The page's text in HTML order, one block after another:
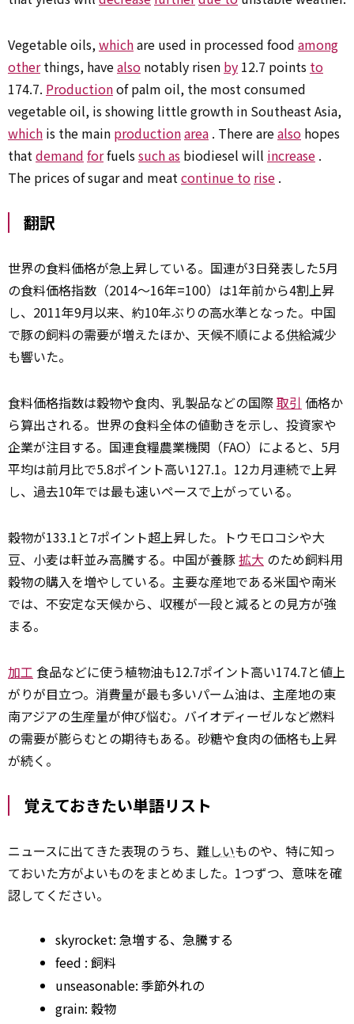
Vegetable oils,whichare used in processed food among
otherthings, havealso notably risen by 12.7 points to
174.7. Productionof palm oil, the most consumed
vegetable oil, is showing little growth in Southeast Asia,
which is the main productionarea . There arealso hopes
thatdemand forfuelssuch as biodiesel will increase .
The prices of sugar and meatcontinue to rise .
翻訳
世界の食料価格が急上昇している。国連が3日発表した5月
の食料価格指数（2014～16年=100）は1年前から4割上昇
し、2011年9月以来、約10年ぶりの高水準となった。中国
で豚の飼料の需要が増えたほか、天候不順による供給減少
も響いた。
食料価格指数は穀物や食肉、乳製品などの国際取引 価格か
ら算出される。世界の食料全体の値動きを示し、投資家や
企業が注目する。国連食糧農業機関（FAO）によると、5月
平均は前月比で5.8ポイント高い127.1。12カ月連続で上昇
し、過去10年では最も速いペースで上がっている。
穀物が133.1と7ポイント超上昇した。トウモロコシや大
豆、小麦は軒並み高騰する。中国が養豚拡大 のため飼料用
穀物の購入を増やしている。主要な産地である米国や南米
では、不安定な天候から、収穫が一段と減るとの見方が強
まる。
加工 食品などに使う植物油も12.7ポイント高い174.7と値上
がりが目立つ。消費量が最も多いパーム油は、主産地の東
南アジアの生産量が伸び悩む。バイオディーゼルなど燃料
の需要が膨らむとの期待もある。砂糖や食肉の価格も上昇
が続く。
覚えておきたい単語リスト
ニュースに出てきた表現のうち、 難しいものや、特に知っ
ておいた方がよいものをまとめました。1つずつ、意味を確
認してください。
skyrocket: 急増する、急騰する
feed : 飼料
unseasonable: 季節外れの
grain: 穀物